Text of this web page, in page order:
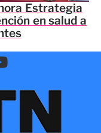
Estrategia
en salud a